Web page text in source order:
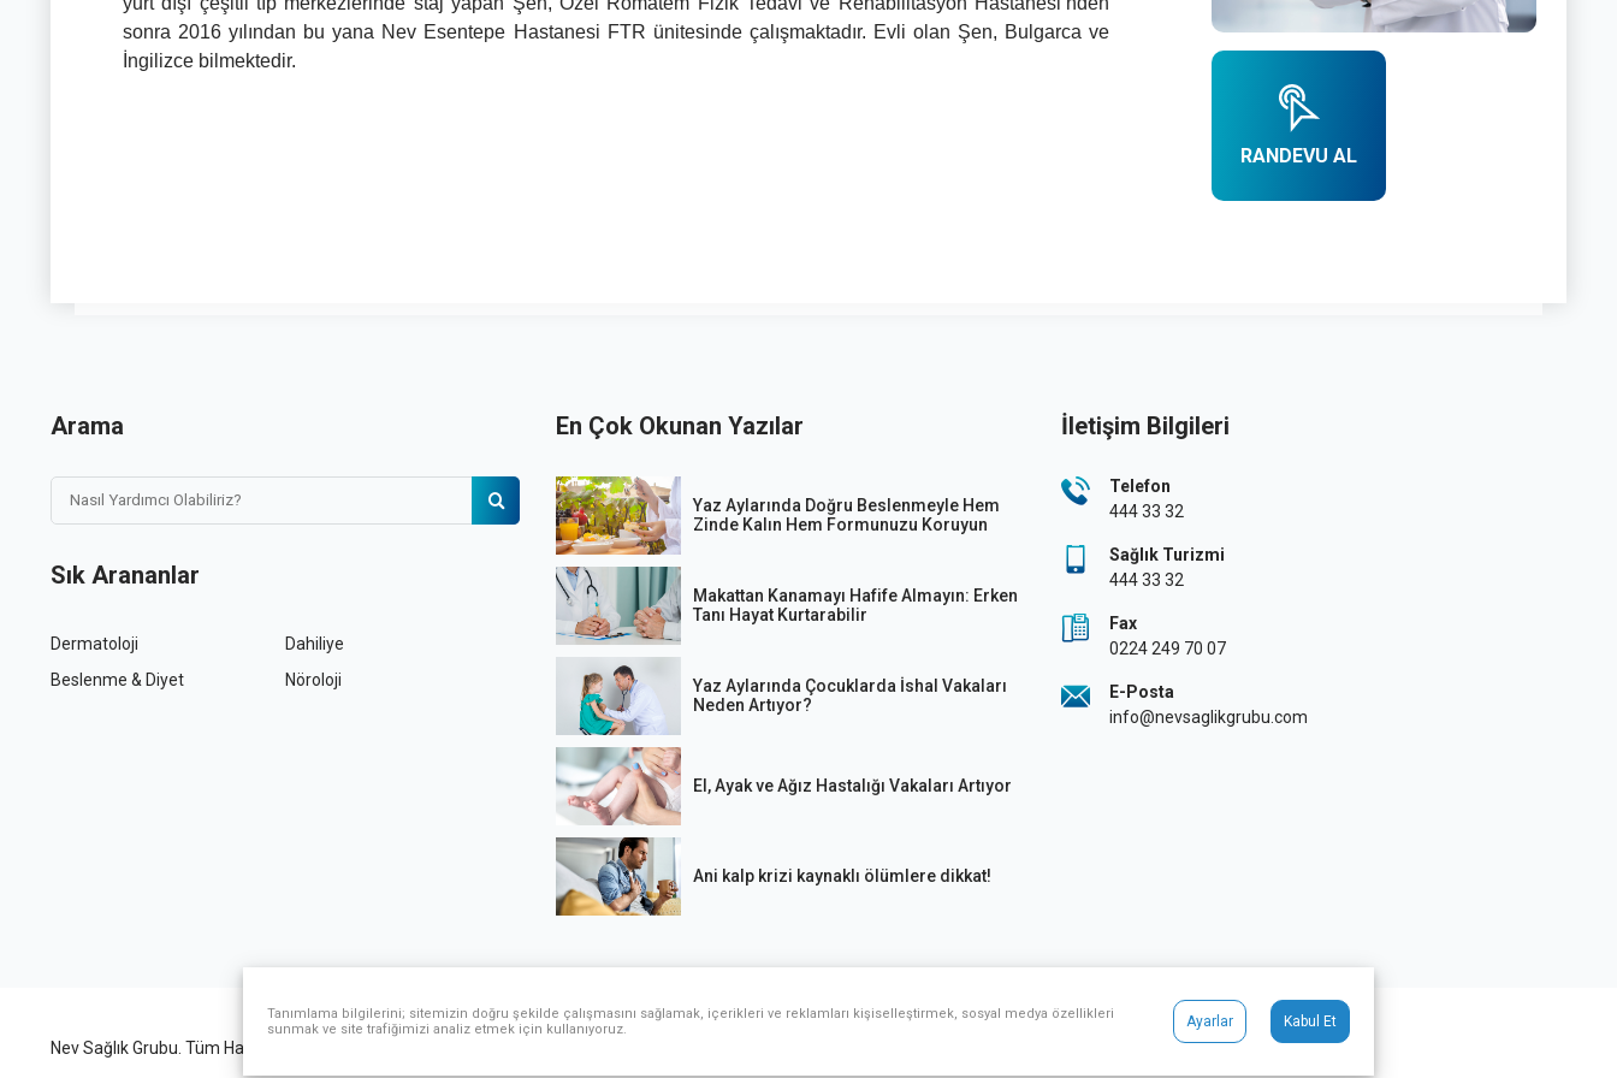
sonra 2016 yılından bu yana Nev Esentepe Hastanesi FTR ünitesinde çalışmaktadır. Evli olan Şen, Bulgarca ve
İngilizce bilmektedir.
RANDEVU AL
Arama
Sık Arananlar
Dermatoloji
Dahiliye
Beslenme & Diyet
Nöroloji
En Çok Okunan Yazılar
Yaz Aylarında Doğru Beslenmeyle Hem
Zinde Kalın Hem Formunuzu Koruyun
Makattan Kanamayı Hafife Almayın: Erken
Tanı Hayat Kurtarabilir
Yaz Aylarında Çocuklarda İshal Vakaları
Neden Artıyor?
El, Ayak ve Ağız Hastalığı Vakaları Artıyor
Ani kalp krizi kaynaklı ölümlere dikkat!
İletişim Bilgileri
Telefon
444 33 32
Sağlık Turizmi
444 33 32
Fax
0224 249 70 07
E-Posta
info@nevsaglikgrubu.com
Nev Sağlık Grubu. Tüm Hakları Saklıdır.
Tanımlama bilgilerini; sitemizin doğru şekilde çalışmasını sağlamak, içerikleri ve reklamları kişiselleştirmek, sosyal medya özellikleri
sunmak ve site trafiğimizi analiz etmek için kullanıyoruz.
Ayarlar Kabul Et